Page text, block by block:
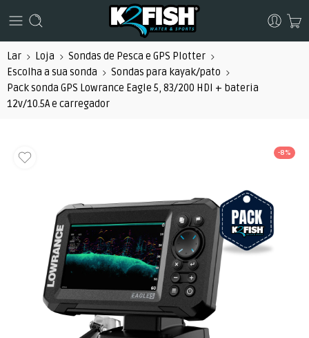
Lar Loja
Sondas de Pesca e GPS Plotter
Escolha a sua sonda
Sondas para kayak/pato
Pack sonda GPS Lowrance Eagle 5, 83/200 HDI + bateria
12v/10.5A e carregador
-8%